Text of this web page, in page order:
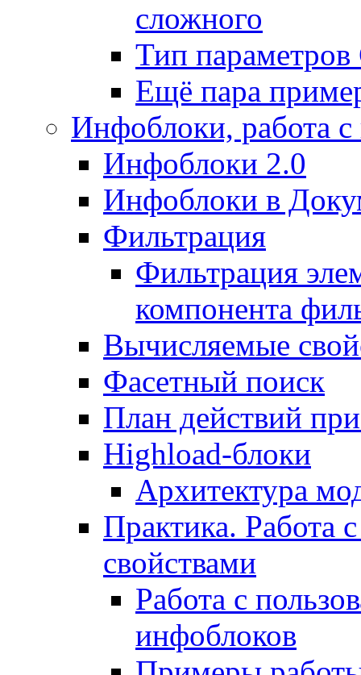
сложного
Тип
Ещё пара
Инфоблоки, работа
Инфоблоки 2.0
Инфоблоки в
Фильтрация
Фильтрация
компонента
Вычисляемые
Фасетный поиск
План действий
Highload-блоки
Архитектура
Практика. Работа
свойствами
Работа с
инфоблоков